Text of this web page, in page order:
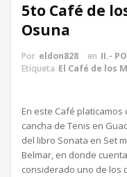
5to Café de
Osuna
Por eldon828 en II.-
Etiqueta El Café de los
En este Café
cancha de Tenis en
del libro Sonata en Set
Belmar, en donde
considerado uno de los